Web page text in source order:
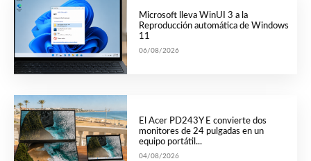
Microsoft lleva WinUI 3 a la
Reproducción automática de Windows
11
06/08/2026
El Acer PD243Y E convierte dos
monitores de 24 pulgadas en un
equipo portátil...
04/08/2026